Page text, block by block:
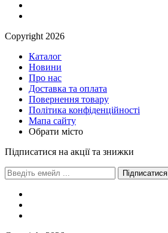
Сopyright 2026
Каталог
Новини
Про нас
Доставка та оплата
Повернення товару
Політика конфіденційності
Мапа сайту
Обрати місто
Підписатися на акції та знижки
Підписатися